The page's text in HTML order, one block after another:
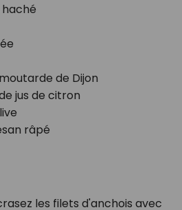
de Dijon
jus de citron
râpé
les filets d'anchois avec